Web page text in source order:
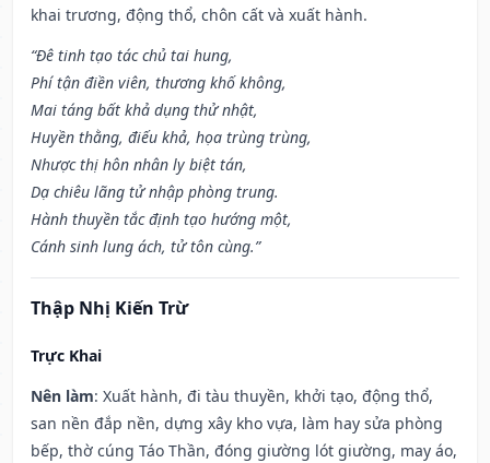
khai trương, động thổ, chôn cất và xuất hành.
“Đê tinh tạo tác chủ tai hung,
Phí tận điền viên, thương khố không,
Mai táng bất khả dụng thử nhật,
Huyền thằng, điếu khả, họa trùng trùng,
Nhược thị hôn nhân ly biệt tán,
Dạ chiêu lãng tử nhập phòng trung.
Hành thuyền tắc định tạo hướng một,
Cánh sinh lung ách, tử tôn cùng.”
Thập Nhị Kiến Trừ
Trực Khai
Nên làm: Xuất hành, đi tàu thuyền, khởi tạo, động thổ,
san nền đắp nền, dựng xây kho vựa, làm hay sửa phòng
bếp, thờ cúng Táo Thần, đóng giường lót giường, may áo,